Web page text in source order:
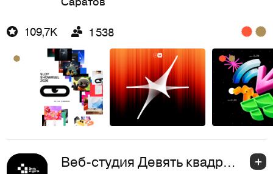
109,7K 1 538
Веб-студия Девять квадратов